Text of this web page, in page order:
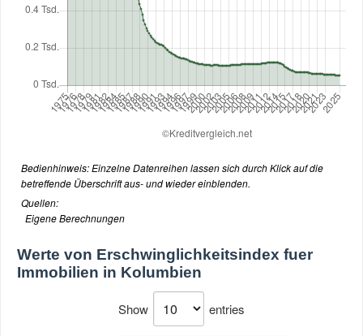
Bedienhinweis: Einzelne Datenreihen lassen sich durch Klick auf die
betreffende Überschrift aus- und wieder einblenden.
Quellen:
Eigene Berechnungen
Werte von Erschwinglichkeitsindex fuer
Immobilien in Kolumbien
Show entries